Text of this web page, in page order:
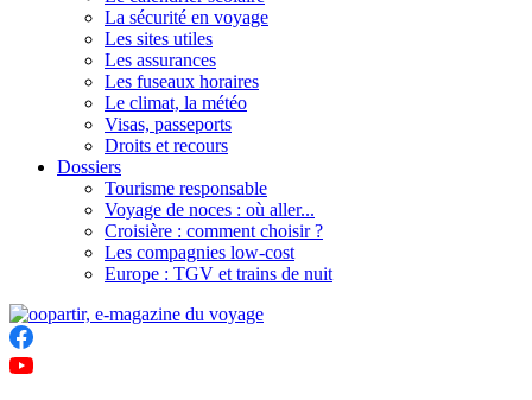
La sécurité en voyage
Les sites utiles
Les assurances
Les fuseaux horaires
Le climat, la météo
Visas, passeports
Droits et recours
Dossiers
Tourisme responsable
Voyage de noces : où aller...
Croisière : comment choisir ?
Les compagnies low-cost
Europe : TGV et trains de nuit